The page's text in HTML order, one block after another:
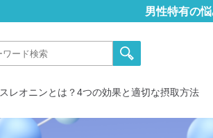
男性特有の
スレオニンとは？4つの効果と適切な摂取方法